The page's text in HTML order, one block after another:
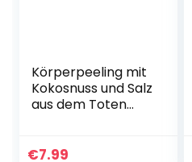
Körperpeeling mit
Kokosnuss und Salz
aus dem Toten
Vitamin E – Peeling
€7.99